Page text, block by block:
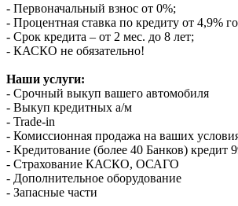
- Первоначальный взнос от 0%;
- Процентная ставка по кредиту от 4,9%
- Срок кредита – от 2 мес. до 8 лет;
- КАСКО не обязательно!
Наши услуги:
- Срочный выкуп вашего автомобиля
- Выкуп кредитных а/м
- Trade-in
- Комиссионная продажа на ваших
- Кредитование (более 40 Банков) кредит
- Страхование КАСКО, ОСАГО
- Дополнительное оборудование
- Запасные части